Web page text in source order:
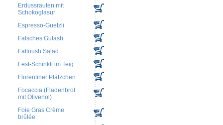
Erdussrauten mit
Schokoglasur
Espresso-Guetzli
Falsches Gulash
Fattoush Salad
Fest-Schinkli im Teig
Florentiner Plätzchen
Focaccia (Fladenbrot
mit Olivenöl)
Foie Gras Crème
brûlée